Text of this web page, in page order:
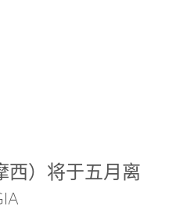
西）将于五月离